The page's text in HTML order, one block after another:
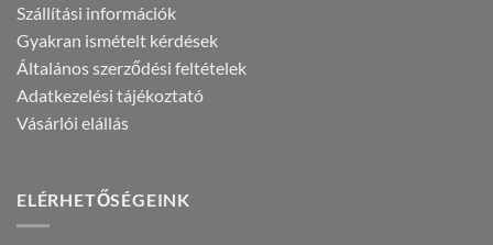
Szállítási információk
Gyakran ismételt kérdések
Általános szerződési feltételek
Adatkezelési tájékoztató
Vásárlói elállás
ELÉRHETŐSÉGEINK